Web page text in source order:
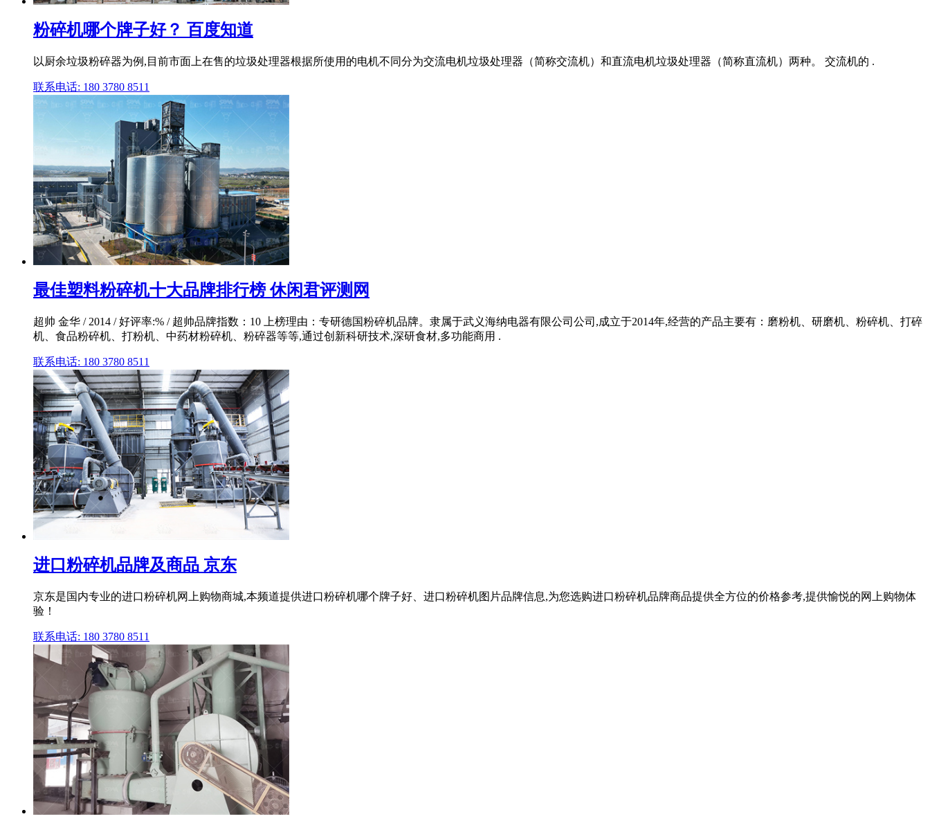
粉碎机哪个牌子好？ 百度知道
以厨余垃圾粉碎器为例,目前市面上在售的垃圾处理器根据所使用的电机不同分为交流电机垃圾处理器（简称交流机）和直流电机垃圾处理器（简称直流机）两种。 交流机的 .
联系电话: 180 3780 8511
最佳塑料粉碎机十大品牌排行榜 休闲君评测网
超帅 金华 / 2014 / 好评率:% / 超帅品牌指数：10 上榜理由：专研德国粉碎机品牌。隶属于武义海纳电器有限公司公司,成立于2014年,经营的产品主要有：磨粉机、研磨机、粉碎机、打碎
机、食品粉碎机、打粉机、中药材粉碎机、粉碎器等等,通过创新科研技术,深研食材,多功能商用 .
联系电话: 180 3780 8511
进口粉碎机品牌及商品 京东
京东是国内专业的进口粉碎机网上购物商城,本频道提供进口粉碎机哪个牌子好、进口粉碎机图片品牌信息,为您选购进口粉碎机品牌商品提供全方位的价格参考,提供愉悦的网上购物体
验！
联系电话: 180 3780 8511